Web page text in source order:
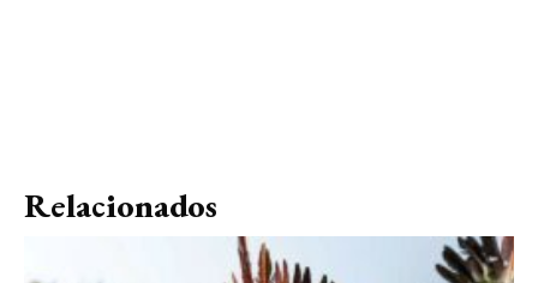
Relacionados